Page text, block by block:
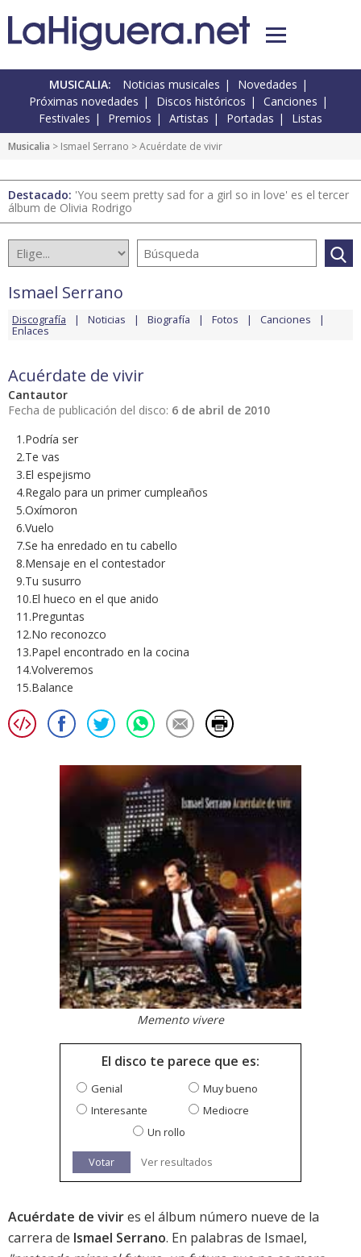
MUSICALIA: Noticias musicales
Novedades
Próximas novedades
Discos históricos
Canciones
Festivales
Premios Artistas Portadas Listas
Musicalia > Ismael Serrano > Acuérdate de vivir
Destacado: 'You seem pretty sad for a girl so in love' es el tercer
álbum de Olivia Rodrigo
Ismael Serrano
Discografía Noticias Biografía Fotos Canciones
Enlaces
Acuérdate de vivir
Cantautor
Fecha de publicación del disco: 6 de abril de 2010
1.Podría ser
2.Te vas
3.El espejismo
4.Regalo para un primer cumpleaños
5.Oxímoron
6.Vuelo
7.Se ha enredado en tu cabello
8.Mensaje en el contestador
9.Tu susurro
10.El hueco en el que anido
11.Preguntas
12.No reconozco
13.Papel encontrado en la cocina
14.Volveremos
15.Balance
Memento vivere
El disco te parece que es:
Genial
Muy bueno
Interesante
Mediocre
Un rollo
Votar Ver resultados
Acuérdate de vivires el álbum número nueve de la
carrera de Ismael Serrano. En palabras de Ismael,